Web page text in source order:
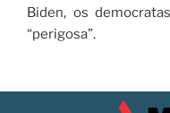
Biden, os
“perigosa”.